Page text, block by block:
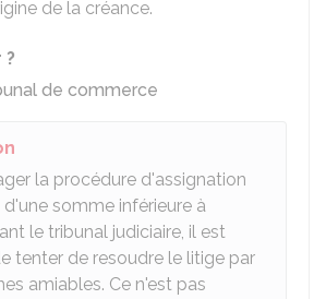
de la créance.
?
de commerce
la procédure d'assignation
somme inférieure à
le tribunal judiciaire, il est
tenter de resoudre le litige par
amiables. Ce n'est pas